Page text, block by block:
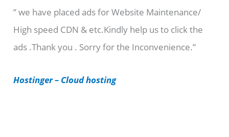
g
o
r
e
” we have placed ads for Website Maintenance/
High speed CDN & etc.Kindly help us to click the
ads .Thank you . Sorry for the Inconvenience.”
Hostinger – Cloud hosting